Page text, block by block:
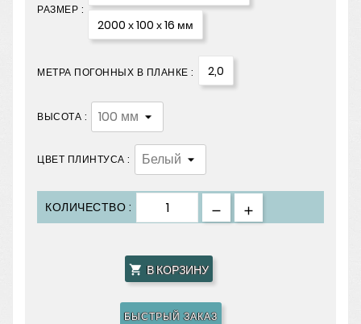
РАЗМЕР :
2000 х 100 х 16 мм
МЕТРА ПОГОННЫХ В ПЛАНКЕ : 2,0
ВЫСОТА :
ЦВЕТ ПЛИНТУСА :
КОЛИЧЕСТВО :
 В КОРЗИНУ
БЫСТРЫЙ ЗАКАЗ